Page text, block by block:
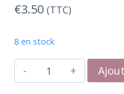
€3.50 (TTC)
8 en stock
quantité
de